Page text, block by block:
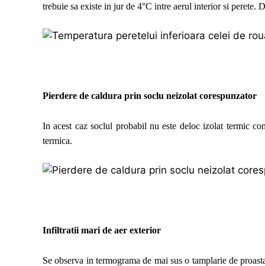
trebuie sa existe in jur de 4°C intre aerul interior si perete.
Pierdere de caldura prin soclu neizolat corespunzator
In acest caz soclul probabil nu este deloc izolat termic
termica.
Infiltratii mari de aer exterior
Se observa in termograma de mai sus o tamplarie de